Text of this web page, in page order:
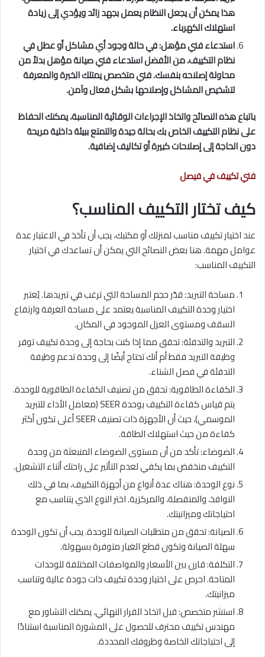
هذا يمكن أن يجعل النظام يعمل بجهد زائد ويؤدي إلى زيادة
استهلاك الكهرباء.
استدعاء فني مؤهل: في حالة وجود أي مشاكل أو عطل في
نظام التكييف، من الأفضل استدعاء فني صيانة مؤهل بدلاً من
محاولة إصلاحه بنفسك. فني متخصص يمتلك الخبرة والمعرفة
لتشخيص المشاكل وإصلاحها بشكل فعال وآمن.
باتباع هذه النصائح واتخاذ الإجراءات الوقائية المناسبة، يمكنك الحفاظ
على نظام التكييف الخاص بك بحالة جيدة والتمتع ببيئة داخلية مريحة
دون الحاجة إلى إصلاحات كبيرة أو تكاليف إضافية.
فني تكييف في فيصل
كيف تختار التكييف المناسب؟
عند اختيار تكييف مناسب لمنزلك أو مكتبك، يجب أن تأخذ في الاعتبار عدة
عوامل مهمة. هنا بعض النصائح التي يمكن أن تساعدك في اختيار
التكييف المناسب:
مساحة التبريد: قدّر حجم المساحة التي ترغب في تبريدها. يُعتبر
اختيار وحدة التكييف المناسبة يعتمد على مساحة الغرفة وارتفاع
السقف ومستوى العزل الموجود في المكان.
التبريد والتدفئة: تحقق مما إذا كنت بحاجة إلى وحدة تكييف توفر
وظيفة التبريد فقط أم أنك تحتاج أيضًا إلى وحدة تدعم وظيفة
التدفئة في فصل الشتاء.
الكفاءة الطاقوية: تحقق من تصنيف الكفاءة الطاقوية للوحدة.
يتم قياس كفاءة التكييف بوحدة SEER (معامل الأداء للتبريد
الموسمي)، حيث أن الأجهزة ذات تصنيف SEER أعلى تكون أكثر
كفاءة من حيث استهلاك الطاقة.
الضوضاء: تأكد من أن مستوى الضوضاء المنبعثة من وحدة
التكييف منخفض بما يكفي لعدم التأثير على راحتك أثناء التشغيل.
نوع الوحدة: هناك عدة أنواع من أجهزة التكييف، بما في ذلك
النوافذ، والمنفصلة، والمركزية. اختر النوع الذي يتناسب مع
احتياجاتك وميزانيتك.
الصيانة: تحقق من متطلبات الصيانة للوحدة. يجب أن تكون الوحدة
سهلة الصيانة وتكون قطع الغيار متوفرة بسهولة.
التكلفة: قارن بين الأسعار والمواصفات المختلفة للوحدات
المتاحة. احرص على اختيار وحدة تكييف ذات جودة عالية وتناسب
ميزانيتك.
استشر متخصص: قبل اتخاذ القرار النهائي، يمكنك التشاور مع
مهندس تكييف محترف للحصول على المشورة المناسبة استنادًا
إلى احتياجاتك الخاصة وظروفك المحددة.